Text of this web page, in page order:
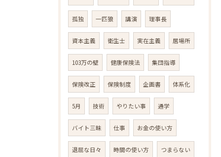
孤独 一匹狼 講演 理事長
資本主義 衛生士 実在主義 居場所
103万の壁 健康保険法 集団指導
保険改正 保険制度 企画書 体系化
5月 技術 やりたい事 通学
バイト三昧 仕事 お金の使い方
退屈な日々 時間の使い方 つまらない